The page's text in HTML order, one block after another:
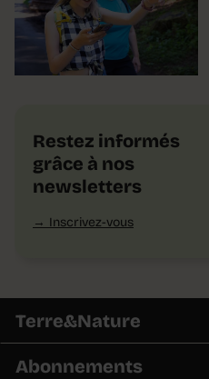
Restez informés
grâce à nos
newsletters
Inscrivez-vous
Terre&Nature
Abonnements